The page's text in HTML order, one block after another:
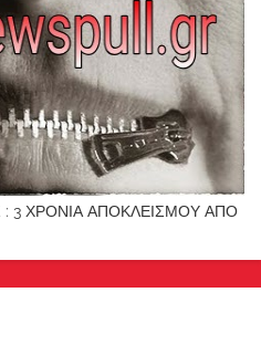
: 3 ΧΡΟΝΙΑ ΑΠΟΚΛΕΙΣΜΟΥ ΑΠΟ